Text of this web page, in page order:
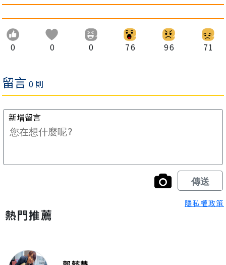
0 0 0 76 96 71
隱私權政策
熱門推薦